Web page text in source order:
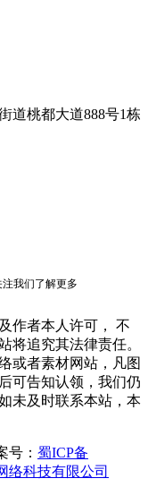
道桃都大道888号1栋
注我们了解更多
作者本人许可， 不
将追究其法律责任。
或者素材网站，凡图
可告知认领，我们仍
未及时联系本站，本
： 蜀ICP备
络科技有限公司